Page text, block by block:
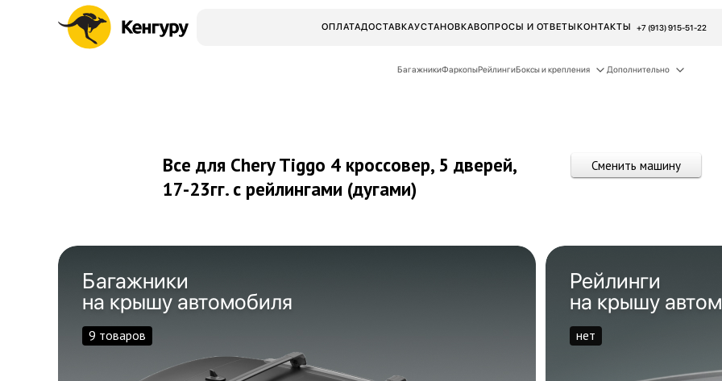
ОПЛАТАДОСТАВКАУСТАНОВКАВОПРОСЫ И ОТВЕТЫКОНТАКТЫ +7 (913) 915-51-22
БагажникиФаркопыРейлингиБоксы и крепления Дополнительно
Все для Chery Tiggo 4 кроссовер, 5 дверей,
17-23гг.с рейлингами (дугами)
Сменить машину
Багажники
на крышу автомобиля
9 товаров
Рейлинги
на крышу
нет